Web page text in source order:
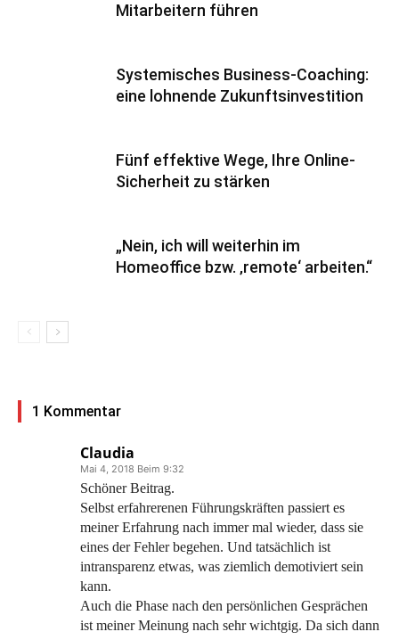
Mitarbeitern führen
Systemisches Business-Coaching:
eine lohnende Zukunftsinvestition
Fünf effektive Wege, Ihre Online-
Sicherheit zu stärken
„Nein, ich will weiterhin im
Homeoffice bzw. ‚remote‘ arbeiten.“
1 Kommentar
Claudia
Mai 4, 2018 Beim 9:32
Schöner Beitrag.
Selbst erfahrerenen Führungskräften passiert es
meiner Erfahrung nach immer mal wieder, dass sie
eines der Fehler begehen. Und tatsächlich ist
intransparenz etwas, was ziemlich demotiviert sein
kann.
Auch die Phase nach den persönlichen Gesprächen
ist meiner Meinung nach sehr wichtgig. Da sich dann